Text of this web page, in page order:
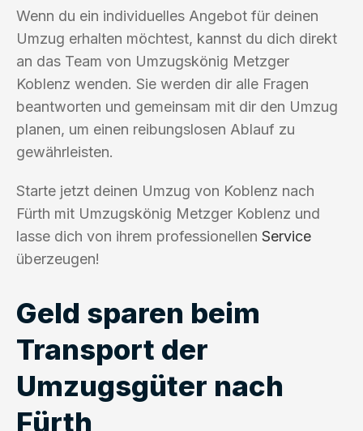
Wenn du ein individuelles Angebot für deinen
Umzug erhalten möchtest, kannst du dich direkt
an das Team von Umzugskönig Metzger
Koblenz wenden. Sie werden dir alle Fragen
beantworten und gemeinsam mit dir den Umzug
planen, um einen reibungslosen Ablauf zu
gewährleisten.
Starte jetzt deinen Umzug von Koblenz nach
Fürth mit Umzugskönig Metzger Koblenz und
lasse dich von ihrem professionellen Service
überzeugen!
Geld sparen beim
Transport der
Umzugsgüter nach
Fürth